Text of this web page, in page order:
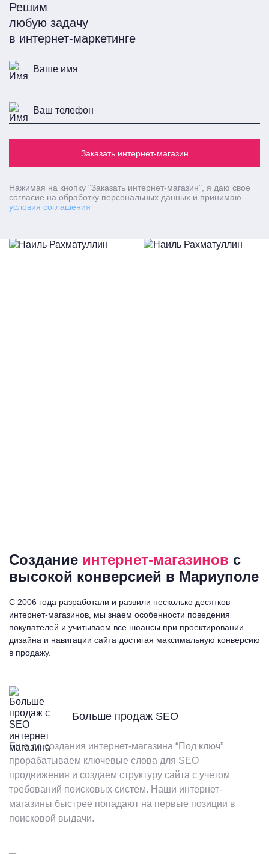
Решим
любую задачу
в интернет-маркетинге
Заказать интернет-магазин
Нажимая на кнопку "Заказать интернет-магазин" , я даю свое
согласие на обработку персональных данных и принимаю
условия соглашения
Создание интернет-магазинов с
высокой конверсией в Мариуполе
С 2006 года разработали и развили несколько десятков
интернет-магазинов, мы знаем особенности поведения
покупателей и учитываем все нюансы при проектировании
дизайна и навигации сайта достигая максимальную конверсию
в продажу.
Больше продаж SEO
Еще до создания интернет-магазина “Под ключ”
прорабатываем ключевые слова для SEO
продвижения и создаем структуру сайта с учетом
требований поисковых систем. Наши интернет-
магазины быстрее попадают на первые позиции в
поисковой выдачи.